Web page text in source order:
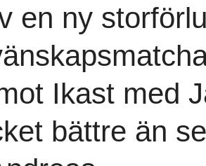
en ny
Ikast med
bättre än